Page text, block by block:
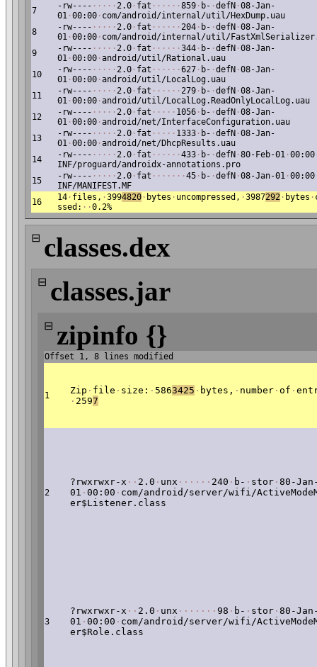
7
-rw---- · · · · ·2.0 · fat · · · · · ·859 · b- ·defN ·08-Jan-
01 ·00:00 · com/android/internal/util/HexDump.uau
8
-rw---- · · · · ·2.0 · fat · · · · · ·204 · b- ·defN ·08-Jan-
01 ·00:00 · com/android/internal/util/
9
-rw---- · · · · ·2.0 · fat · · · · · ·344 · b- ·defN ·08-Jan-
01 ·00:00 ·android/util/Rational.uau
10
-rw---- · · · · ·2.0 · fat · · · · · ·627 · b- ·defN ·08-Jan-
01 ·00:00 ·android/util/LocalLog.uau
11
-rw---- · · · · ·2.0 · fat · · · · · ·279 · b- ·defN ·08-Jan-
01 ·00:00 ·android/util/LocalLog.ReadOnlyLocalLog.uau
12
-rw---- · · · · ·2.0 · fat · · · · · 1056 · b- ·defN ·08-Jan-
01 ·00:00 ·android/net/InterfaceConfiguration.uau
13
-rw---- · · · · ·2.0 · fat · · · · · 1333 · b- ·defN ·08-Jan-
01 ·00:00 ·android/net/DhcpResults.uau
14
-rw---- · · · · ·2.0 · fat · · · · · ·433 · b- ·defN ·80-Feb-01 ·00:00
INF/proguard/androidx-annotations.pro
15
-rw---- · · · · ·2.0 · fat · · · · · · ·45 · b- ·defN ·08-Jan-01 ·00:00
INF/MANIFEST.MF
16
14 · files, ·3994820 · bytes · uncompressed, ·3987292 · bytes ·
ssed: · ·0.2%
⊟ classes.dex
⊟ classes.jar
⊟ zipinfo {}
Offset 1, 8 lines modified
1 Zip · file · size: · 5863425 · bytes, · number · of ·
· 2597
2
?rwxrwxr-x · · 2.0 · unx · · · · · · 240 · b- · stor · 80-
01 · 00:00 · com/android/server/wifi/
er$Listener.class
3
?rwxrwxr-x · · 2.0 · unx · · · · · · · 98 · b- · stor · 80-
01 · 00:00 · com/android/server/wifi/
er$Role.class